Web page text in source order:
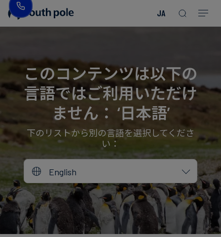
JA
役
員
紹
介
所
地
誠
実
ァ
ッ
シ
ョ
ン
エ
ル
ギ
ー・
電
ク
ト
を
見
る
レ
ポ
ー
ト
後
イ
ベ
ン
ト
Read more
Read more
Read more
Read more
Read more
Read more
Read more
Read more
Read more Read more
このコンテンツは以下の
言語ではご利用いただけ
ません： ‘日本語’
下のリストから別の言語を選択してくださ
い：
English